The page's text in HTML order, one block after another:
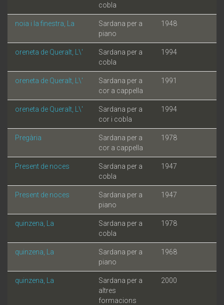
cobla
noia i la finestra, La
Sardana per a
piano
1948
oreneta de Queralt, L\'
Sardana per a
cobla
1994
oreneta de Queralt, L\'
Sardana per a
cor a cappella
1991
oreneta de Queralt, L\'
Sardana per a
cor i cobla
1994
Pregària
Sardana per a
cor a cappella
1978
Present de noces
Sardana per a
cobla
1947
Present de noces
Sardana per a
piano
1947
quinzena, La
Sardana per a
cobla
1978
quinzena, La
Sardana per a
piano
1968
quinzena, La
Sardana per a
altres
formacions
2000